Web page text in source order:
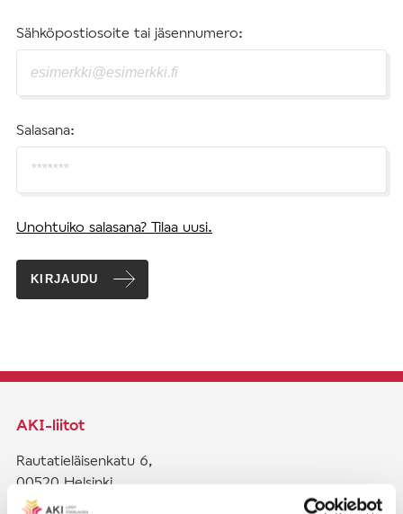
Sähköpostiosoite tai jäsennumero:
Salasana:
Unohtuiko salasana? Tilaa uusi.
KIRJAUDU
AKI-liitot
Rautatieläisenkatu 6,
00520 Helsinki